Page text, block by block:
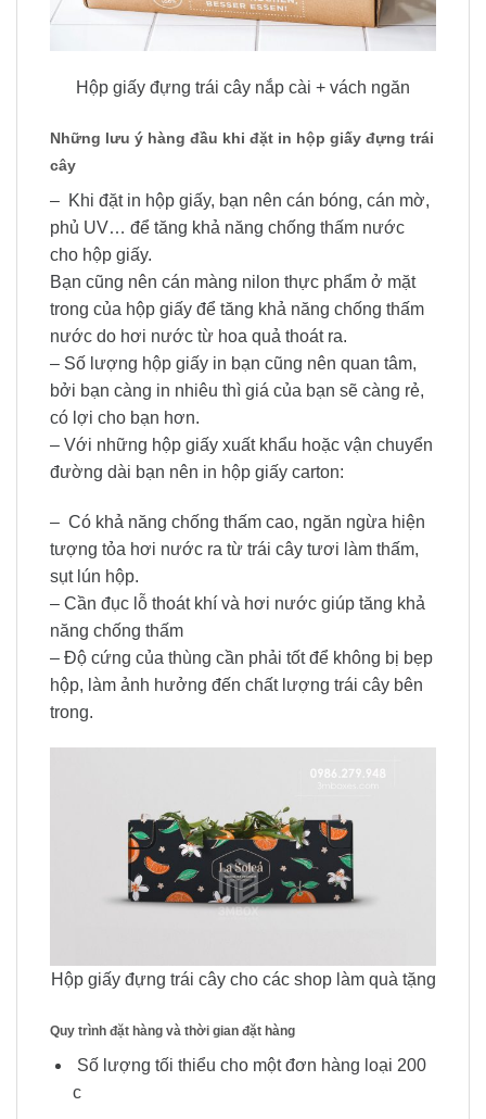
Hộp giấy đựng trái cây nắp cài + vách ngăn
Những lưu ý hàng đầu khi đặt in hộp giấy đựng trái
cây
– Khi đặt in hộp giấy, bạn nên cán bóng, cán mờ,
phủ UV… để tăng khả năng chống thấm nước
cho hộp giấy.
Bạn cũng nên cán màng nilon thực phẩm ở mặt
trong của hộp giấy để tăng khả năng chống thấm
nước do hơi nước từ hoa quả thoát ra.
– Số lượng hộp giấy in bạn cũng nên quan tâm,
bởi bạn càng in nhiêu thì giá của bạn sẽ càng rẻ,
có lợi cho bạn hơn.
– Với những hộp giấy xuất khẩu hoặc vận chuyển
đường dài bạn nên in hộp giấy carton:
– Có khả năng chống thấm cao, ngăn ngừa hiện
tượng tỏa hơi nước ra từ trái cây tươi làm thấm,
sụt lún hộp.
– Cần đục lỗ thoát khí và hơi nước giúp tăng khả
năng chống thấm
– Độ cứng của thùng cần phải tốt để không bị bẹp
hộp, làm ảnh hưởng đến chất lượng trái cây bên
trong.
Hộp giấy đựng trái cây cho các shop làm quà tặng
Quy trình đặt hàng và thời gian đặt hàng
Số lượng tối thiểu cho một đơn hàng loại 200
c